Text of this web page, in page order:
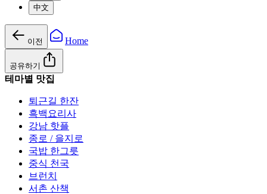
中文
이전 Home
공유하기
테마별 맛집
퇴근길 한잔
흑백요리사
강남 핫플
종로 / 을지로
국밥 한그릇
중식 천국
브런치
서촌 산책